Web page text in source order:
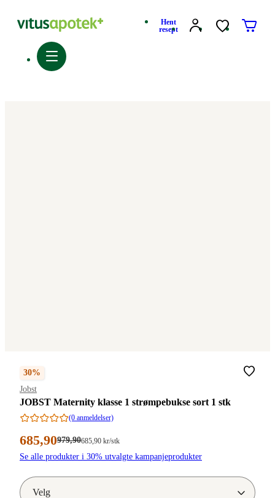
Hent
resept
30%
Merke
Jobst
JOBST Maternity klasse 1 strømpebukse sort 1 stk
(0 anmeldelser)
Nåværende
pris:
kroner.
685,90Førpris:
kroner.
979,90Stykkpris:
kroner.
685 ,90 kr/stk
Se alle produkter i 30% utvalgte kampanjeprodukter
Velg
Velg